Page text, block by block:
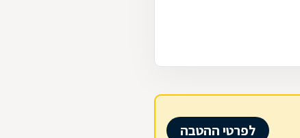
לפרטי ההטבה